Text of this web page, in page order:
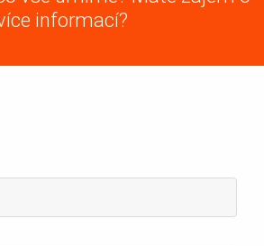
informací?